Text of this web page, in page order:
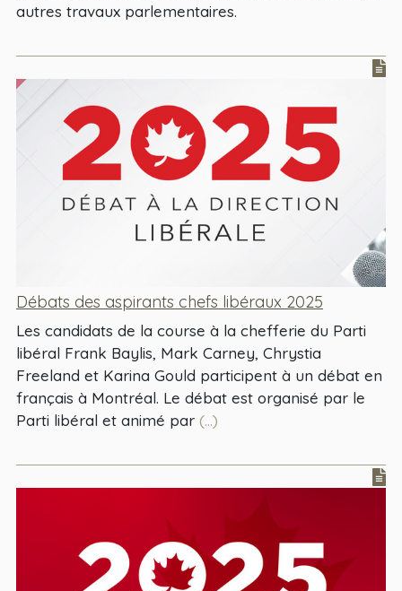
autres travaux parlementaires.
Débats des aspirants chefs libéraux 2025
Les candidats de la course à la chefferie du Parti
libéral Frank Baylis, Mark Carney, Chrystia
Freeland et Karina Gould participent à un débat en
français à Montréal. Le débat est organisé par le
Parti libéral et animé par (...)